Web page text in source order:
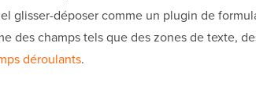
glisser-déposer comme un plugin de
des champs tels que des zones de texte,
déroulants.